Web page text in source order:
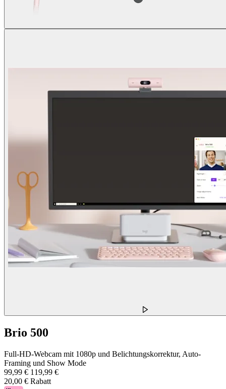
Brio 500
Full-HD-Webcam mit 1080p und Belichtungskorrektur, Auto-
Framing und Show Mode
99,99 € 119,99 €
20,00 € Rabatt